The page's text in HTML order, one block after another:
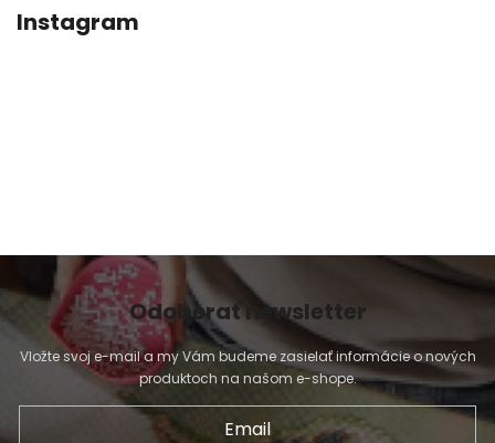
Instagram
Odoberať newsletter
Vložte svoj e-mail a my Vám budeme zasielať informácie o nových
produktoch na našom e-shope.
Email